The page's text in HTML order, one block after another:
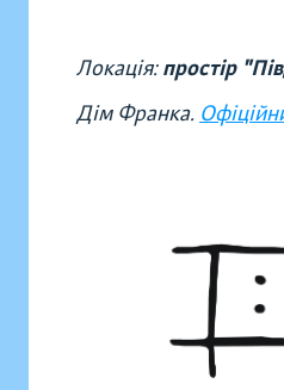
Локація:простір
Дім Франка.